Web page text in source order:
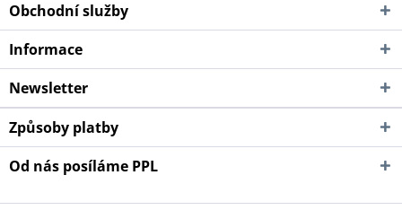
Obchodní služby
Informace
Newsletter
Způsoby platby
Od nás posíláme PPL